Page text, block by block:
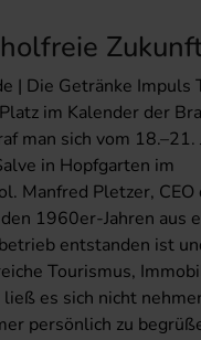
| Die Getränke Impuls
im Kalender der
man sich vom 18.–21.
in Hopfgarten im
Manfred Pletzer, CEO
1960er-Jahren aus
entstanden ist
Tourismus,
es sich nicht
persönlich zu